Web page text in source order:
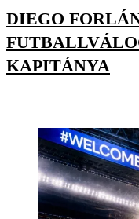
DIEGO
KAPITÁNYA